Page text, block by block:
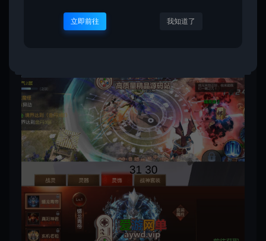
立即前往 我知道了